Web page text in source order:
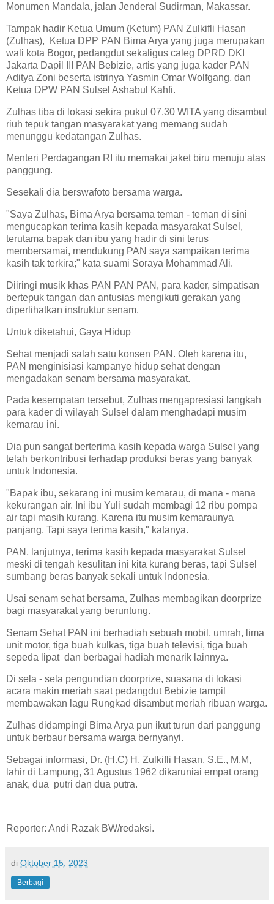
Monumen Mandala, jalan Jenderal Sudirman, Makassar.
Tampak hadir Ketua Umum (Ketum) PAN Zulkifli Hasan
(Zulhas), Ketua DPP PAN Bima Arya yang juga merupakan
wali kota Bogor, pedangdut sekaligus caleg DPRD DKI
Jakarta Dapil III PAN Bebizie, artis yang juga kader PAN
Aditya Zoni beserta istrinya Yasmin Omar Wolfgang, dan
Ketua DPW PAN Sulsel Ashabul Kahfi.
Zulhas tiba di lokasi sekira pukul 07.30 WITA yang disambut
riuh tepuk tangan masyarakat yang memang sudah
menunggu kedatangan Zulhas.
Menteri Perdagangan RI itu memakai jaket biru menuju atas
panggung.
Sesekali dia berswafoto bersama warga.
"Saya Zulhas, Bima Arya bersama teman - teman di sini
mengucapkan terima kasih kepada masyarakat Sulsel,
terutama bapak dan ibu yang hadir di sini terus
membersamai, mendukung PAN saya sampaikan terima
kasih tak terkira;" kata suami Soraya Mohammad Ali.
Diiringi musik khas PAN PAN PAN, para kader, simpatisan
bertepuk tangan dan antusias mengikuti gerakan yang
diperlihatkan instruktur senam.
Untuk diketahui, Gaya Hidup
Sehat menjadi salah satu konsen PAN. Oleh karena itu,
PAN menginisiasi kampanye hidup sehat dengan
mengadakan senam bersama masyarakat.
Pada kesempatan tersebut, Zulhas mengapresiasi langkah
para kader di wilayah Sulsel dalam menghadapi musim
kemarau ini.
Dia pun sangat berterima kasih kepada warga Sulsel yang
telah berkontribusi terhadap produksi beras yang banyak
untuk Indonesia.
"Bapak ibu, sekarang ini musim kemarau, di mana - mana
kekurangan air. Ini ibu Yuli sudah membagi 12 ribu pompa
air tapi masih kurang. Karena itu musim kemaraunya
panjang. Tapi saya terima kasih," katanya.
PAN, lanjutnya, terima kasih kepada masyarakat Sulsel
meski di tengah kesulitan ini kita kurang beras, tapi Sulsel
sumbang beras banyak sekali untuk Indonesia.
Usai senam sehat bersama, Zulhas membagikan doorprize
bagi masyarakat yang beruntung.
Senam Sehat PAN ini berhadiah sebuah mobil, umrah, lima
unit motor, tiga buah kulkas, tiga buah televisi, tiga buah
sepeda lipat dan berbagai hadiah menarik lainnya.
Di sela - sela pengundian doorprize, suasana di lokasi
acara makin meriah saat pedangdut Bebizie tampil
membawakan lagu Rungkad disambut meriah ribuan warga.
Zulhas didampingi Bima Arya pun ikut turun dari panggung
untuk berbaur bersama warga bernyanyi.
Sebagai informasi, Dr. (H.C) H. Zulkifli Hasan, S.E., M.M,
lahir di Lampung, 31 Agustus 1962 dikaruniai empat orang
anak, dua putri dan dua putra.
Reporter: Andi Razak BW/redaksi.
di Oktober 15, 2023
Berbagi